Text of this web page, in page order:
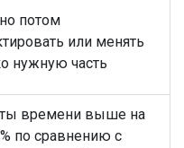
потом
или менять
нужную часть
времени выше на
по сравнению с